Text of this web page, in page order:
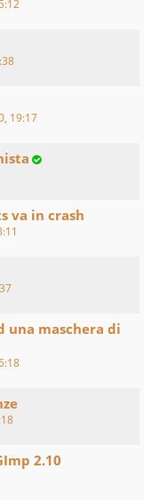
19:17
va in crash
una maschera di
2.10